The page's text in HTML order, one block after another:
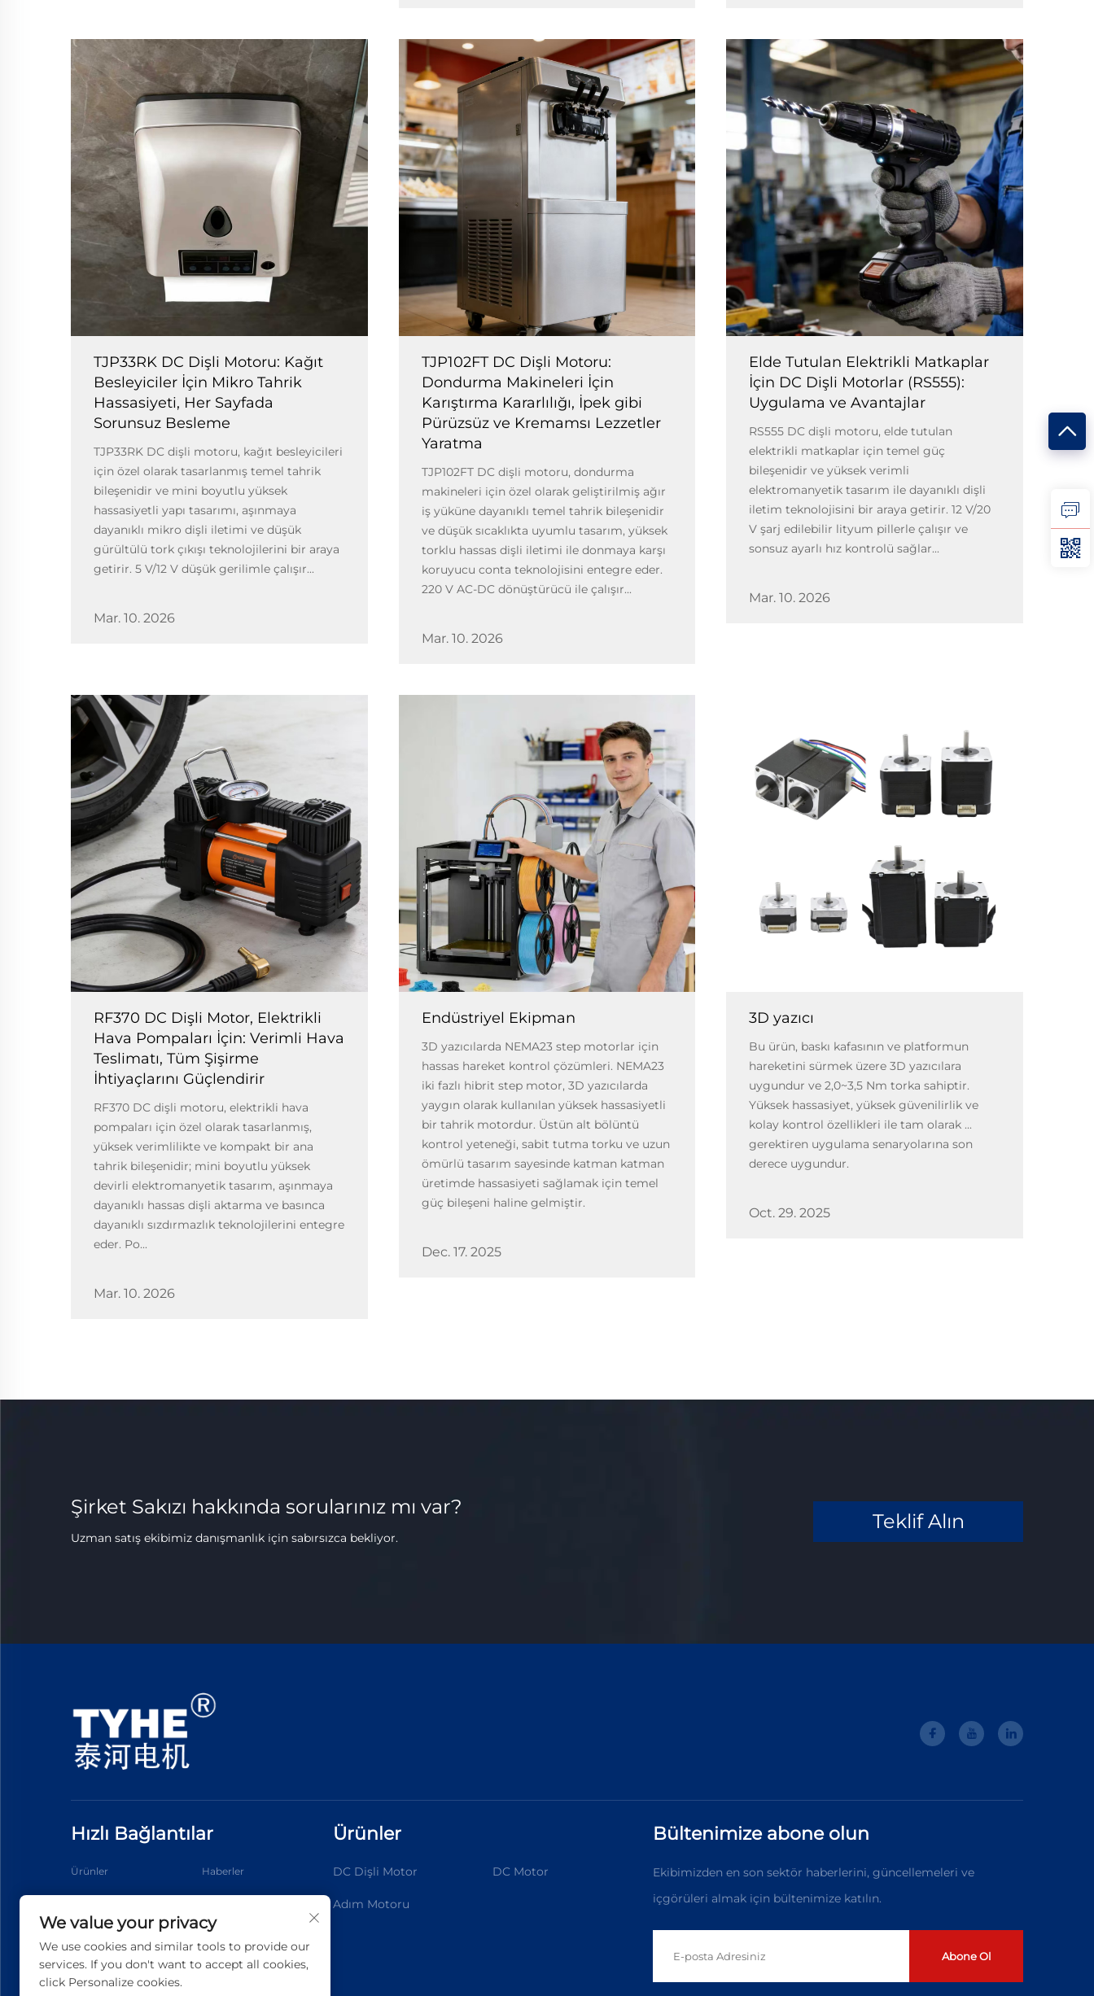
TJP33RK DC Dişli Motoru: Kağıt
Besleyiciler İçin Mikro Tahrik
Hassasiyeti, Her Sayfada
Sorunsuz Besleme
TJP33RK DC dişli motoru, kağıt besleyicileri
için özel olarak tasarlanmış temel tahrik
bileşenidir ve mini boyutlu yüksek
hassasiyetli yapı tasarımı, aşınmaya
dayanıklı mikro dişli iletimi ve düşük
gürültülü tork çıkışı teknolojilerini bir araya
getirir. 5 V/12 V düşük gerilimle çalışır...
Mar. 10. 2026
TJP102FT DC Dişli Motoru:
Dondurma Makineleri İçin
Karıştırma Kararlılığı, İpek gibi
Pürüzsüz ve Kremamsı Lezzetler
Yaratma
TJP102FT DC dişli motoru, dondurma
makineleri için özel olarak geliştirilmiş ağır
iş yüküne dayanıklı temel tahrik bileşenidir
ve düşük sıcaklıkta uyumlu tasarım, yüksek
torklu hassas dişli iletimi ile donmaya karşı
koruyucu conta teknolojisini entegre eder.
220 V AC-DC dönüştürücü ile çalışır...
Mar. 10. 2026
Elde Tutulan Elektrikli Matkaplar
İçin DC Dişli Motorlar (RS555):
Uygulama ve Avantajlar
RS555 DC dişli motoru, elde tutulan
elektrikli matkaplar için temel güç
bileşenidir ve yüksek verimli
elektromanyetik tasarım ile dayanıklı dişli
iletim teknolojisini bir araya getirir. 12 V/20
V şarj edilebilir lityum pillerle çalışır ve
sonsuz ayarlı hız kontrolü sağlar...
Mar. 10. 2026
RF370 DC Dişli Motor, Elektrikli
Hava Pompaları İçin: Verimli Hava
Teslimatı, Tüm Şişirme
İhtiyaçlarını Güçlendirir
RF370 DC dişli motoru, elektrikli hava
pompaları için özel olarak tasarlanmış,
yüksek verimlilikte ve kompakt bir ana
tahrik bileşenidir; mini boyutlu yüksek
devirli elektromanyetik tasarım, aşınmaya
dayanıklı hassas dişli aktarma ve basınca
dayanıklı sızdırmazlık teknolojilerini entegre
eder. Po...
Mar. 10. 2026
Endüstriyel Ekipman
3D yazıcılarda NEMA23 step motorlar için
hassas hareket kontrol çözümleri. NEMA23
iki fazlı hibrit step motor, 3D yazıcılarda
yaygın olarak kullanılan yüksek hassasiyetli
bir tahrik motordur. Üstün alt bölüntü
kontrol yeteneği, sabit tutma torku ve uzun
ömürlü tasarım sayesinde katman katman
üretimde hassasiyeti sağlamak için temel
güç bileşeni haline gelmiştir.
Dec. 17. 2025
3D yazıcı
Bu ürün, baskı kafasının ve platformun
hareketini sürmek üzere 3D yazıcılara
uygundur ve 2,0~3,5 Nm torka sahiptir.
Yüksek hassasiyet, yüksek güvenilirlik ve
kolay kontrol özellikleri ile tam olarak ...
gerektiren uygulama senaryolarına son
derece uygundur.
Oct. 29. 2025
Şirket Sakızı hakkında sorularınız mı var?
Uzman satış ekibimiz danışmanlık için sabırsızca bekliyor.
Teklif Alın
Hızlı Bağlantılar
Ürünler Haberler
Bize Ulaşın Blog
Ürünler
DC Dişli Motor DC Motor
Adım Motoru
Bültenimize abone olun
Ekibimizden en son sektör haberlerini, güncellemeleri ve
içgörüleri almak için bültenimize katılın.
Abone Ol
We value your privacy
We use cookies and similar tools to provide our
services. If you don't want to accept all cookies,
click Personalize cookies.